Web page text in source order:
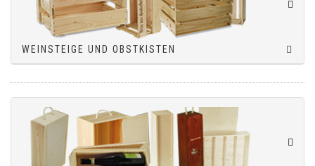
WEINSTEIGE UND OBSTKISTEN